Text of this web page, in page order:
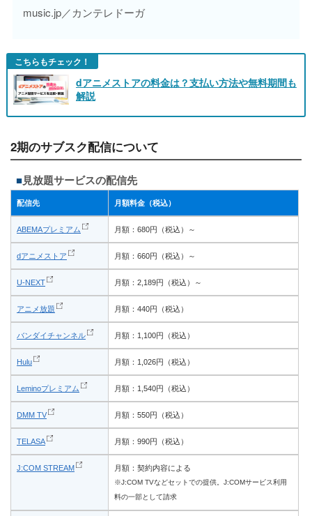
music.jp／カンテレドーガ
こちらもチェック！
dアニメストアの料金は？支払い方法や無料期間も
解説
2期のサブスク配信について
見放題サービスの配信先
配信先 月額料金（税込）
ABEMAプレミアム 月額：680円（税込）～
dアニメストア 月額：660円（税込）～
U-NEXT 月額：2,189円（税込）～
アニメ放題 月額：440円（税込）
バンダイチャンネル 月額：1,100円（税込）
Hulu 月額：1,026円（税込）
Leminoプレミアム 月額：1,540円（税込）
DMM TV 月額：550円（税込）
TELASA 月額：990円（税込）
J:COM STREAM 月額：契約内容による
※J:COM TVなどセットでの提供。J:COMサービス利用
料の一部として請求